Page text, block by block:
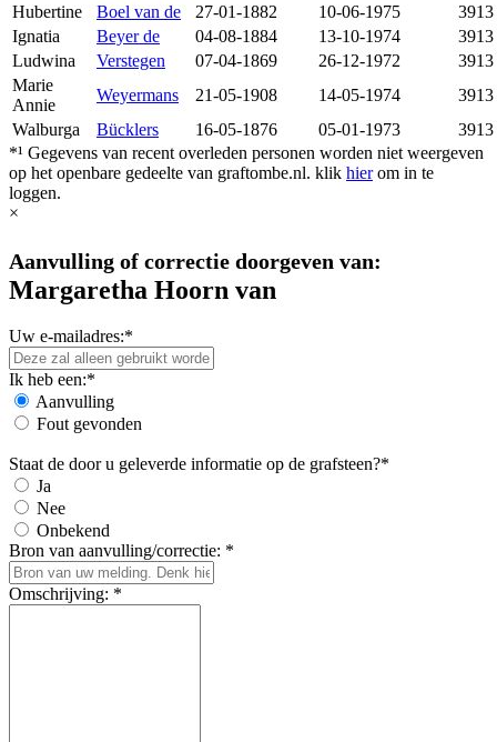
Hubertine
Boel van de 27-01-1882 10-06-1975
3913
Ignatia
Beyer de 04-08-1884 13-10-1974
3913
Ludwina
Verstegen 07-04-1869 26-12-1972
3913
Marie
Annie
Weyermans 21-05-1908 14-05-1974
3913
Walburga
Bücklers 16-05-1876 05-01-1973
3913
*¹ Gegevens van recent overleden personen worden niet weergeven
op het openbare gedeelte van graftombe.nl. klik hierom in te
loggen.
×
Aanvulling of correctie doorgeven van:
Margaretha Hoorn van
Uw e-mailadres:*
Ik heb een:*
Aanvulling
Fout gevonden
Staat de door u geleverde informatie op de grafsteen?*
Ja
Nee
Onbekend
Bron van aanvulling/correctie: *
Omschrijving: *